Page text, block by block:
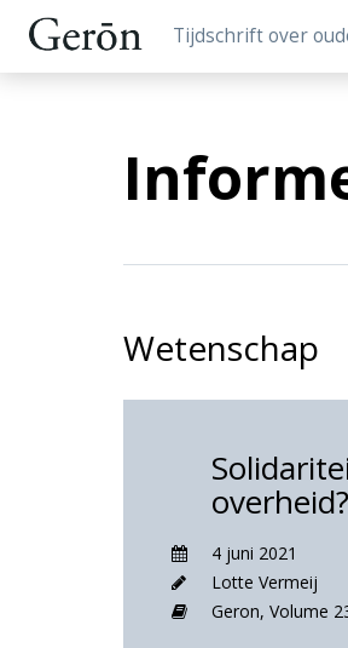
Tijdschrift over
Wetenschap
overheid?
4 juni 2021
Lotte Vermeij
Geron, Volume